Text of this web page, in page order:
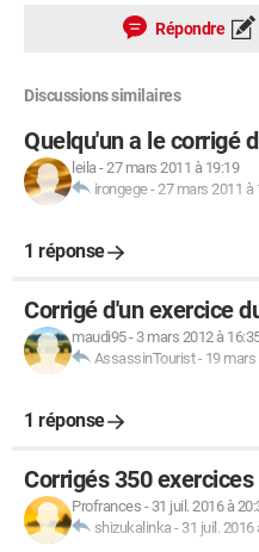
Répondre
Discussions similaires
Quelqu'un a le corrigé
leila-27 mars 2011 à 19:19
irongege-27 mars 2011 à
1 réponse
Corrigé d'un exercice
maudi95- 3 mars 2012 à
AssassinTourist- 19 mars
1 réponse
Corrigés 350
Profrances - 31 juil. 2016 à
shizukalinka - 31 juil. 2016